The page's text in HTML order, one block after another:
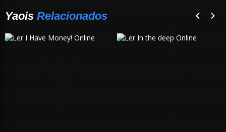
Yaois Relacionados